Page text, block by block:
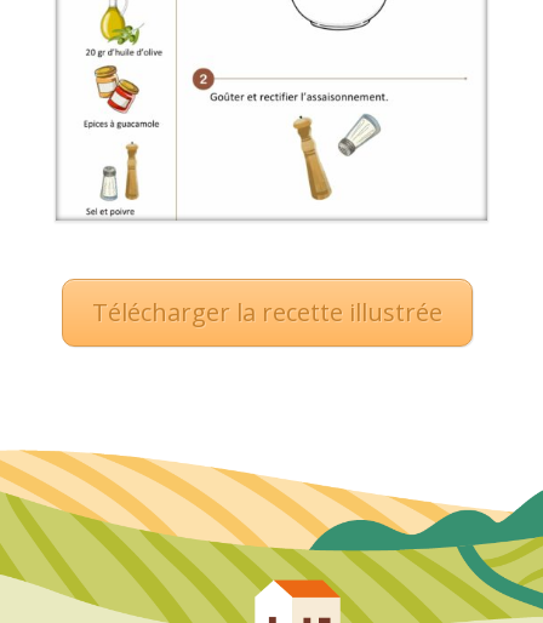
Télécharger la recette illustrée